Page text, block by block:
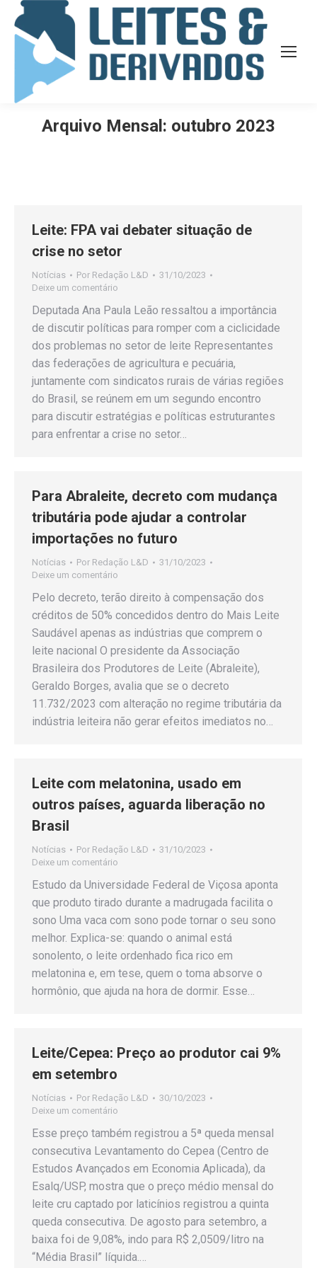
Arquivo Mensal: outubro 2023
Leite: FPA vai debater situação de
crise no setor
Notícias Por Redação L&D
31/10/2023
Deixe um comentário
Deputada Ana Paula Leão ressaltou a importância
de discutir políticas para romper com a ciclicidade
dos problemas no setor de leite Representantes
das federações de agricultura e pecuária,
juntamente com sindicatos rurais de várias regiões
do Brasil, se reúnem em um segundo encontro
para discutir estratégias e políticas estruturantes
para enfrentar a crise no setor…
Para Abraleite, decreto com mudança
tributária pode ajudar a controlar
importações no futuro
Notícias Por Redação L&D
31/10/2023
Deixe um comentário
Pelo decreto, terão direito à compensação dos
créditos de 50% concedidos dentro do Mais Leite
Saudável apenas as indústrias que comprem o
leite nacional O presidente da Associação
Brasileira dos Produtores de Leite (Abraleite),
Geraldo Borges, avalia que se o decreto
11.732/2023 com alteração no regime tributária da
indústria leiteira não gerar efeitos imediatos no…
Leite com melatonina, usado em
outros países, aguarda liberação no
Brasil
Notícias Por Redação L&D
31/10/2023
Deixe um comentário
Estudo da Universidade Federal de Viçosa aponta
que produto tirado durante a madrugada facilita o
sono Uma vaca com sono pode tornar o seu sono
melhor. Explica-se: quando o animal está
sonolento, o leite ordenhado fica rico em
melatonina e, em tese, quem o toma absorve o
hormônio, que ajuda na hora de dormir. Esse…
Leite/Cepea: Preço ao produtor cai 9%
em setembro
Notícias Por Redação L&D
30/10/2023
Deixe um comentário
Esse preço também registrou a 5ª queda mensal
consecutiva Levantamento do Cepea (Centro de
Estudos Avançados em Economia Aplicada), da
Esalq/USP, mostra que o preço médio mensal do
leite cru captado por laticínios registrou a quinta
queda consecutiva. De agosto para setembro, a
baixa foi de 9,08%, indo para R$ 2,0509/litro na
“Média Brasil” líquida.…